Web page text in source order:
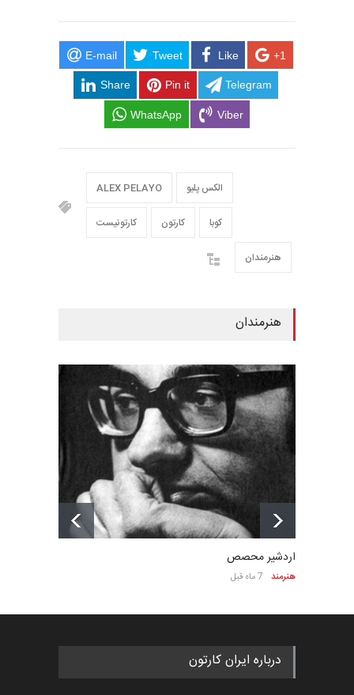
E-mail Tweet Like +1
Share Pin it Telegram
WhatsApp Viber
ALEX PELAYO الکس پلیو
کارتونیست کارتون کوبا
هنرمندان
هنرمندان
اردشیر محصص
هنرمند 7 ماه قبل
درباره ایران کارتون